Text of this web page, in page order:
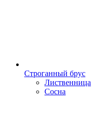
Строганный брус
Лиственница
Сосна